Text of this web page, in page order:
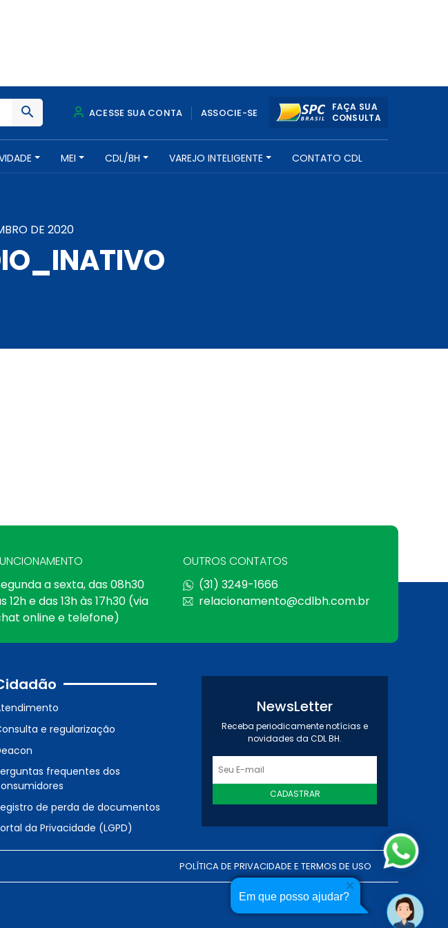
Em que posso ajudar?
ACESSE SUA CONTA ASSOCIE-SE
FAÇA SUA
CONSULTA
MEI CDL/BH VAREJO INTELIGENTE CONTATO CDL
DE 2020
a sexta, das 08h30
12h e das 13h às 17h30 (via
online e telefone)
OUTROS CONTATOS
(31) 3249-1666
relacionamento@cdlbh.com.br
e regularização
frequentes dos
de perda de documentos
da Privacidade (LGPD)
NewsLetter
Receba periodicamente notícias e
novidades da CDL BH.
CADASTRAR
POLÍTICA DE PRIVACIDADE E TERMOS DE USO